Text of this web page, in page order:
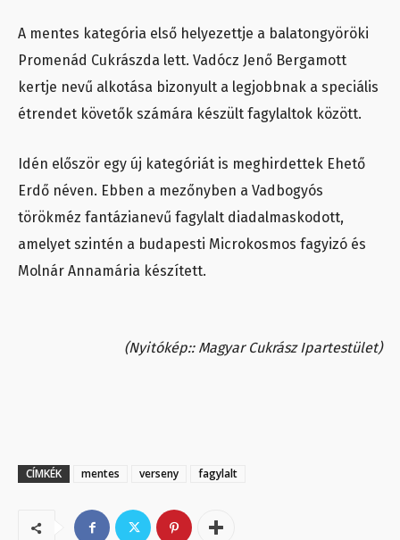
A mentes kategória első helyezettje a balatongyöröki
Promenád Cukrászda lett. Vadócz Jenő Bergamott
kertje nevű alkotása bizonyult a legjobbnak a speciális
étrendet követők számára készült fagylaltok között.
Idén először egy új kategóriát is meghirdettek Ehető
Erdő néven. Ebben a mezőnyben a Vadbogyós
törökméz fantázianevű fagylalt diadalmaskodott,
amelyet szintén a budapesti Microkosmos fagyizó és
Molnár Annamária készített.
(Nyitókép:: Magyar Cukrász Ipartestület)
CÍMKÉK mentes verseny fagylalt